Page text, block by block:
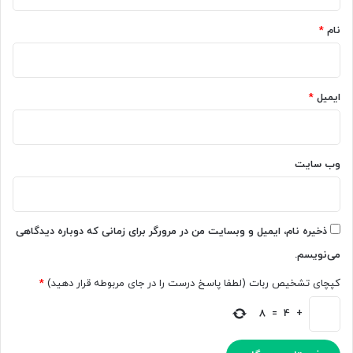
ن
ه
ز
د
ی
ش
ل
س
و
ا
ب
ت
د
د
ر
ا
ت
ا
د
و
ت
م
نام *
ایمیل *
وب‌ سایت
ذخیره نام، ایمیل و وبسایت من در مرورگر برای زمانی که دوباره دیدگاهی
می‌نویسم.
کپچای تشخیص ربات (لطفا پاسخ درست را در جای مربوطه قرار دهید) *
+
4
=
8